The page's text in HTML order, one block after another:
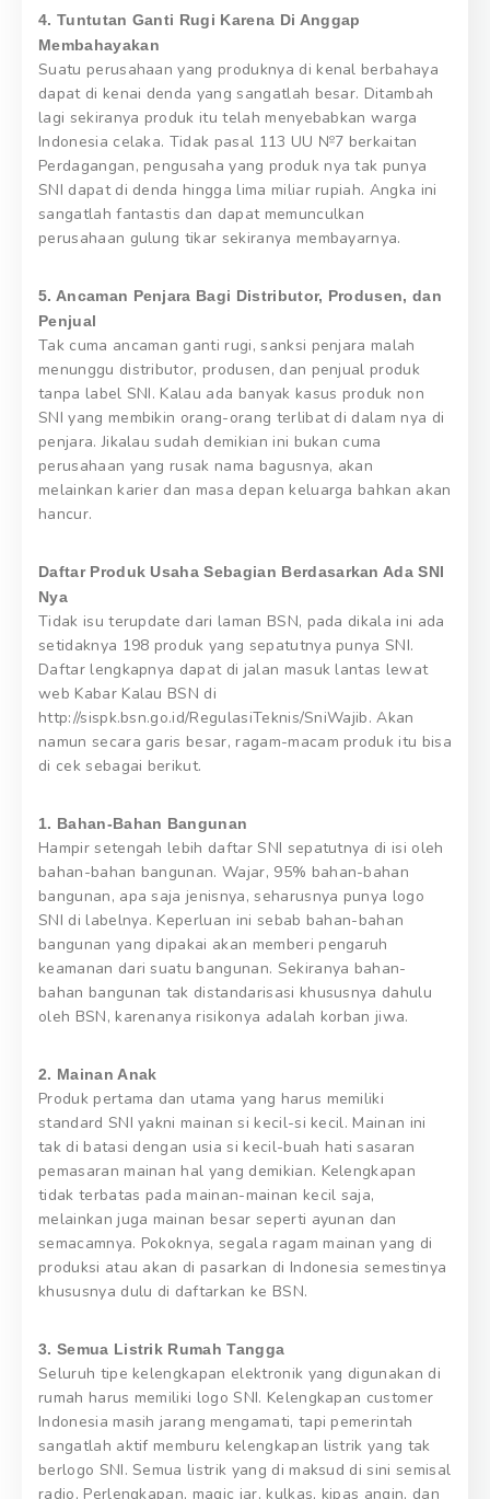
4. Tuntutan Ganti Rugi Karena Di Anggap
Membahayakan
Suatu perusahaan yang produknya di kenal berbahaya
dapat di kenai denda yang sangatlah besar. Ditambah
lagi sekiranya produk itu telah menyebabkan warga
Indonesia celaka. Tidak pasal 113 UU №7 berkaitan
Perdagangan, pengusaha yang produk nya tak punya
SNI dapat di denda hingga lima miliar rupiah. Angka ini
sangatlah fantastis dan dapat memunculkan
perusahaan gulung tikar sekiranya membayarnya.
5. Ancaman Penjara Bagi Distributor, Produsen, dan
Penjual
Tak cuma ancaman ganti rugi, sanksi penjara malah
menunggu distributor, produsen, dan penjual produk
tanpa label SNI. Kalau ada banyak kasus produk non
SNI yang membikin orang-orang terlibat di dalam nya di
penjara. Jikalau sudah demikian ini bukan cuma
perusahaan yang rusak nama bagusnya, akan
melainkan karier dan masa depan keluarga bahkan akan
hancur.
Daftar Produk Usaha Sebagian Berdasarkan Ada SNI
Nya
Tidak isu terupdate dari laman BSN, pada dikala ini ada
setidaknya 198 produk yang sepatutnya punya SNI.
Daftar lengkapnya dapat di jalan masuk lantas lewat
web Kabar Kalau BSN di
http://sispk.bsn.go.id/RegulasiTeknis/SniWajib. Akan
namun secara garis besar, ragam-macam produk itu bisa
di cek sebagai berikut.
1. Bahan-Bahan Bangunan
Hampir setengah lebih daftar SNI sepatutnya di isi oleh
bahan-bahan bangunan. Wajar, 95% bahan-bahan
bangunan, apa saja jenisnya, seharusnya punya logo
SNI di labelnya. Keperluan ini sebab bahan-bahan
bangunan yang dipakai akan memberi pengaruh
keamanan dari suatu bangunan. Sekiranya bahan-
bahan bangunan tak distandarisasi khususnya dahulu
oleh BSN, karenanya risikonya adalah korban jiwa.
2. Mainan Anak
Produk pertama dan utama yang harus memiliki
standard SNI yakni mainan si kecil-si kecil. Mainan ini
tak di batasi dengan usia si kecil-buah hati sasaran
pemasaran mainan hal yang demikian. Kelengkapan
tidak terbatas pada mainan-mainan kecil saja,
melainkan juga mainan besar seperti ayunan dan
semacamnya. Pokoknya, segala ragam mainan yang di
produksi atau akan di pasarkan di Indonesia semestinya
khususnya dulu di daftarkan ke BSN.
3. Semua Listrik Rumah Tangga
Seluruh tipe kelengkapan elektronik yang digunakan di
rumah harus memiliki logo SNI. Kelengkapan customer
Indonesia masih jarang mengamati, tapi pemerintah
sangatlah aktif memburu kelengkapan listrik yang tak
berlogo SNI. Semua listrik yang di maksud di sini semisal
radio, Perlengkapan, magic jar, kulkas, kipas angin, dan